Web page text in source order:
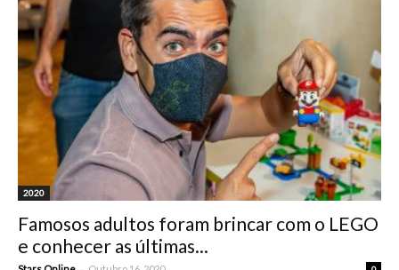
2020
Famosos adultos foram brincar com o LEGO
e conhecer as últimas...